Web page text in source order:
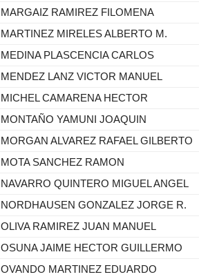
MARGAIZ RAMIREZ FILOMENA
MARTINEZ MIRELES ALBERTO M.
MEDINA PLASCENCIA CARLOS
MENDEZ LANZ VICTOR MANUEL
MICHEL CAMARENA HECTOR
MONTAÑO YAMUNI JOAQUIN
MORGAN ALVAREZ RAFAEL GILBERTO
MOTA SANCHEZ RAMON
NAVARRO QUINTERO MIGUEL ANGEL
NORDHAUSEN GONZALEZ JORGE R.
OLIVA RAMIREZ JUAN MANUEL
OSUNA JAIME HECTOR GUILLERMO
OVANDO MARTINEZ EDUARDO